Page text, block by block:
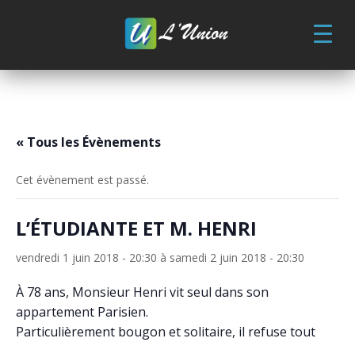
« Tous les Évènements
Cet évènement est passé.
L’ÉTUDIANTE ET M. HENRI
vendredi 1 juin 2018 - 20:30 à samedi 2 juin 2018 - 20:30
À 78 ans, Monsieur Henri vit seul dans son
appartement Parisien.
Particulièrement bougon et solitaire, il refuse tout